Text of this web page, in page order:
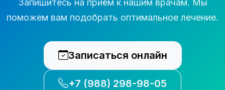
поможем вам подобрать оптимальное лечение.
Записаться онлайн
+7 (988) 298-98-05